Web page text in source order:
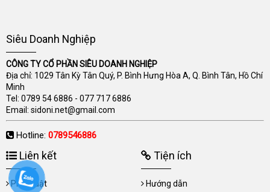
Siêu Doanh Nghiệp
CÔNG TY CỔ PHẦN SIÊU DOANH NGHIỆP
Địa chỉ: 1029 Tân Kỳ Tân Quý, P. Bình Hưng Hòa A, Q. Bình Tân, Hồ Chí
Minh
Tel: 0789 54 6886 - 077 717 6886
Email: sidoni.net@gmail.com
Hotline: 0789546886
Liên kết
Pháp luật
Tiện ích
Hướng dẫn